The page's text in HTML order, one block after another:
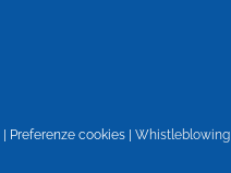
Preferenze cookies| Whistleblowing